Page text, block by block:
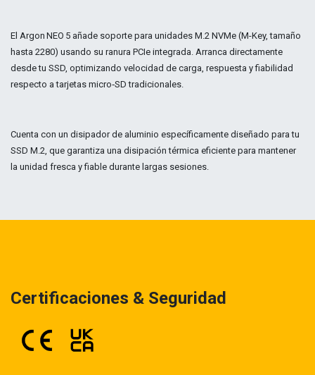
El Argon NEO 5 añade soporte para unidades M.2 NVMe (M-Key, tamaño
hasta 2280) usando su ranura PCIe integrada. Arranca directamente
desde tu SSD, optimizando velocidad de carga, respuesta y fiabilidad
respecto a tarjetas micro‑SD tradicionales.
Cuenta con un disipador de aluminio específicamente diseñado para tu
SSD M.2, que garantiza una disipación térmica eficiente para mantener
la unidad fresca y fiable durante largas sesiones.
Certificaciones & Seguridad